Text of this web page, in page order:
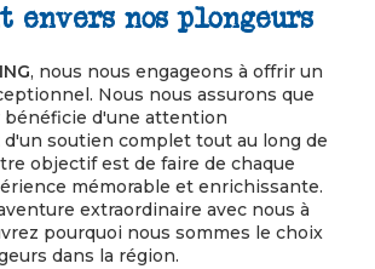
envers nos plongeurs
, nous nous engageons à offrir un
Nous nous assurons que
bénéficie d'une attention
soutien complet tout au long de
objectif est de faire de chaque
mémorable et enrichissante.
extraordinaire avec nous à
pourquoi nous sommes le choix
dans la région.